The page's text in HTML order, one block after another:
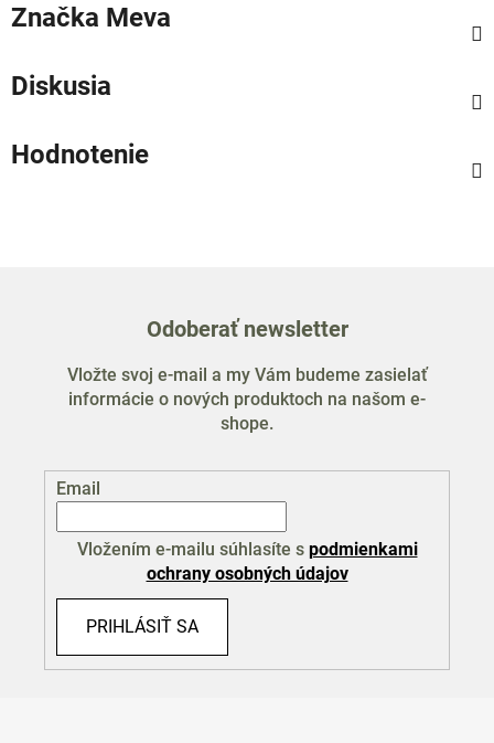
Značka Meva
Diskusia
Hodnotenie
Odoberať newsletter
Vložte svoj e-mail a my Vám budeme zasielať
informácie o nových produktoch na našom e-
shope.
Email
Vložením e-mailu súhlasíte s podmienkami
ochrany osobných údajov
PRIHLÁSIŤ SA